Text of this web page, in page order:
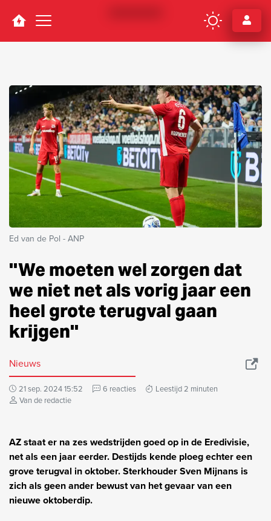
Navigation
Ed van de Pol - ANP
''We moeten wel zorgen dat
we niet net als vorig jaar een
heel grote terugval gaan
krijgen''
Nieuws
21 sep. 2024 15:52 6 reacties
Leestijd 2 minuten
Van de redactie
AZ staat er na zes wedstrijden goed op in de Eredivisie,
net als een jaar eerder. Destijds kende ploeg echter een
grove terugval in oktober. Sterkhouder Sven Mijnans is
zich als geen ander bewust van het gevaar van een
nieuwe oktoberdip.